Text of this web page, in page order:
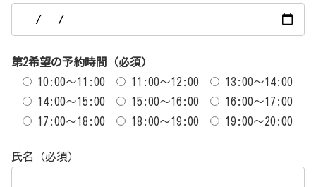
第2希望の予約時間（必須）
10:00～11:00
11:00～12:00
13:00～14:00
14:00～15:00
15:00～16:00
16:00～17:00
17:00～18:00
18:00～19:00 19:00～20:00
氏名（必須）